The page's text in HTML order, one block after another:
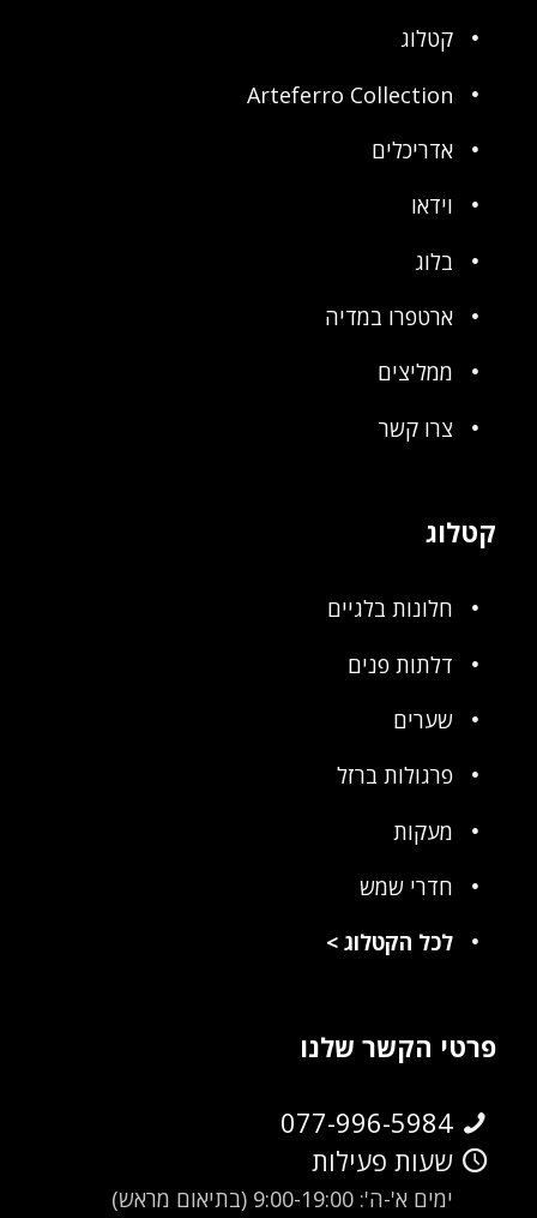
קטלוג
Arteferro Collection
אדריכלים
וידאו
בלוג
ארטפרו במדיה
ממליצים
צרו קשר
קטלוג
חלונות בלגיים
דלתות פנים
שערים
פרגולות ברזל
מעקות
חדרי שמש
לכל הקטלוג>
פרטי הקשר שלנו
077-996-5984
שעות פעילות
ימים א'-ה': 9:00-19:00 (בתיאום מראש)